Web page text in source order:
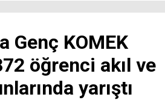
Genç KOMEK
öğrenci akıl ve
yarıştı